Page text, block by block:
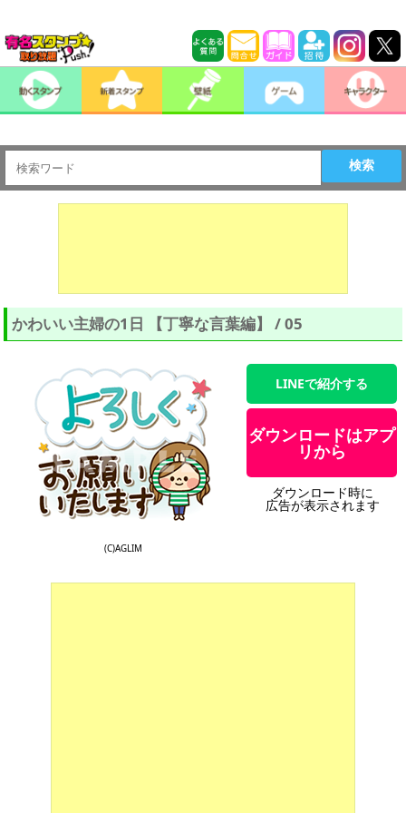
検索
かわいい主婦の1日 【丁寧な言葉編】 / 05
(C)AGLIM
LINEで紹介する
ダウンロードはアプ
リから
ダウンロード時に
広告が表示されます